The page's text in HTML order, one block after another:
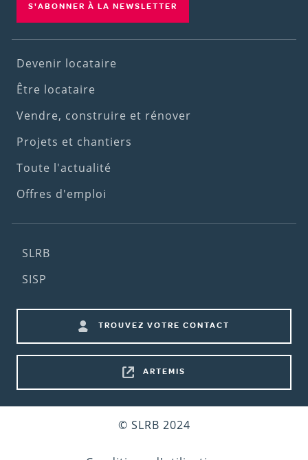
S'ABONNER À LA NEWSLETTER
Footer
(1st
menu)
Devenir locataire
Être locataire
Vendre, construire et rénover
Projets et chantiers
Toute l'actualité
Offres d'emploi
Footer
(2nd
SLRB
SISP
Footer
shortcuts
TROUVEZ VOTRE CONTACT
ARTEMIS
© SLRB 2024